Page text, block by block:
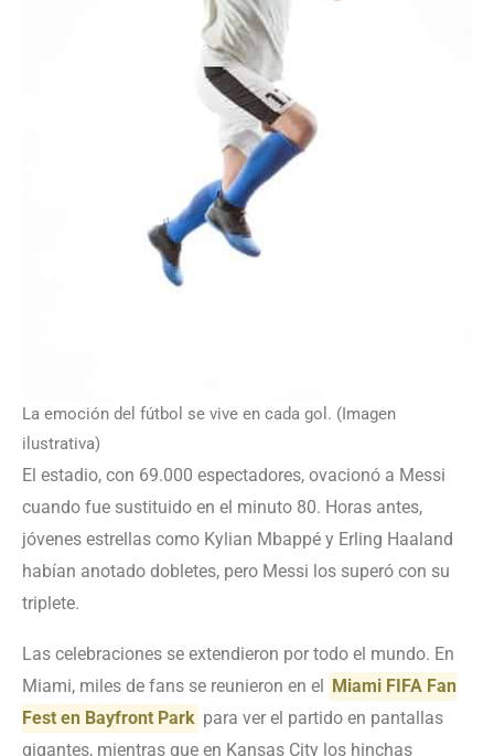
La emoción del fútbol se vive en cada gol. (Imagen
ilustrativa)
El estadio, con 69.000 espectadores, ovacionó a Messi
cuando fue sustituido en el minuto 80. Horas antes,
jóvenes estrellas como Kylian Mbappé y Erling Haaland
habían anotado dobletes, pero Messi los superó con su
triplete.
Las celebraciones se extendieron por todo el mundo. En
Miami, miles de fans se reunieron en el
Miami FIFA Fan
Fest en Bayfront Park para ver el partido en pantallas
gigantes, mientras que en Kansas City los hinchas